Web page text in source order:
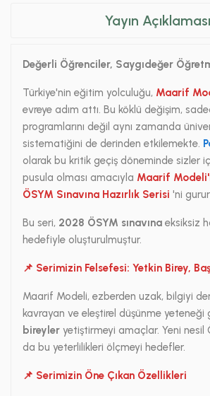
Yayın Açıklaması
Değerli Öğrenciler, Saygıdeğer
Türkiye'nin eğitim yolculuğu, Maarif
evreye adım attı. Bu köklü değişim,
programlarını değil aynı zamanda
sistematiğini de derinden etkilemekte.
olarak bu kritik geçiş döneminde sizler
pusula olması amacıyla Maarif
ÖSYM Sınavına Hazırlık Serisi 'ni
Bu seri, 2028 ÖSYM sınavına eksiksiz
hedefiyle oluşturulmuştur.
📌 Serimizin Felsefesi: Yetkin Birey,
Maarif Modeli, ezberden uzak, bilgiyi
kavrayan ve eleştirel düşünme yeteneği
bireyler yetiştirmeyi amaçlar. Yeni nesil
da bu yeterlilikleri ölçmeyi hedefler.
📌 Serimizin Öne Çıkan Özellikleri